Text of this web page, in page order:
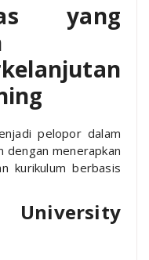
yang
pelopor dalam
dengan menerapkan
kurikulum berbasis